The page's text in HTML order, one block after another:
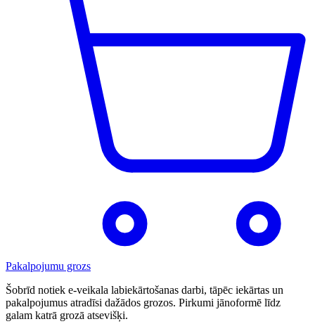
Pakalpojumu grozs
Šobrīd notiek e-veikala labiekārtošanas darbi, tāpēc iekārtas un
pakalpojumus atradīsi dažādos grozos. Pirkumi jānoformē līdz
galam katrā grozā atsevišķi.